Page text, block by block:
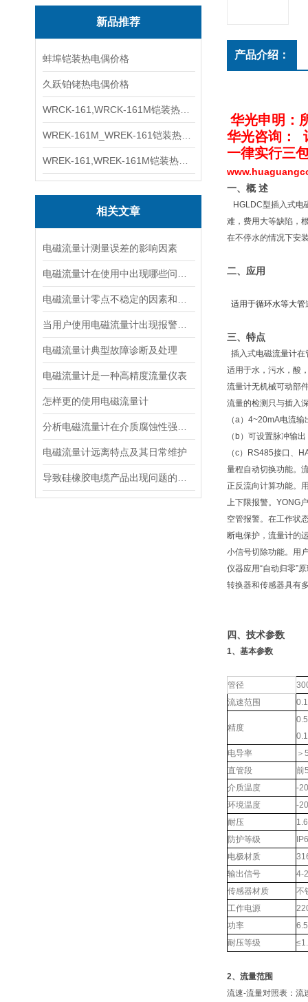
新品推荐
蚌埠铠装热电偶价格
久跃铂铑热电偶价格
相关文章
电磁流量计测量误差的影响因素
电磁流量计典型故障诊断及处理
电磁流量计是一种高精度流量仪表
怎样更的使用电磁流量计
电磁流量计远离特点及其日常维护
产品介绍：
华光申明：
华光咨询 ：
一律实行三
一、概 述
HGLDC型插入式电
难，费用大等缺陷，
在不停水的情况下安
二、应用
适用于循环水等大
三、特点
插入式电磁流量计
适用于水，污水，酸
流量计无机械可动部
流量的检测只与插入
（a）4~20mA电流输
（b）可设置脉冲输出
（c）RS485接口、
量程自动切换功能。
正反流向计算功能。
上下限报警。YONG
空管报警。在工作状
断电保护，流量计的
小信号切除功能。用
仪器应用“自动归零”
转换器和传感器具有
四、技术参数
1、基本参数
管径
流速范围
精度
电导率
＞
直管段
前
介质温度
-
环境温度
-
耐压
防护等级
电极材质
输出信号
4-
传感器材质
不
工作电源
功率
耐压等级
2、流量范围
流速-流量对照表：流